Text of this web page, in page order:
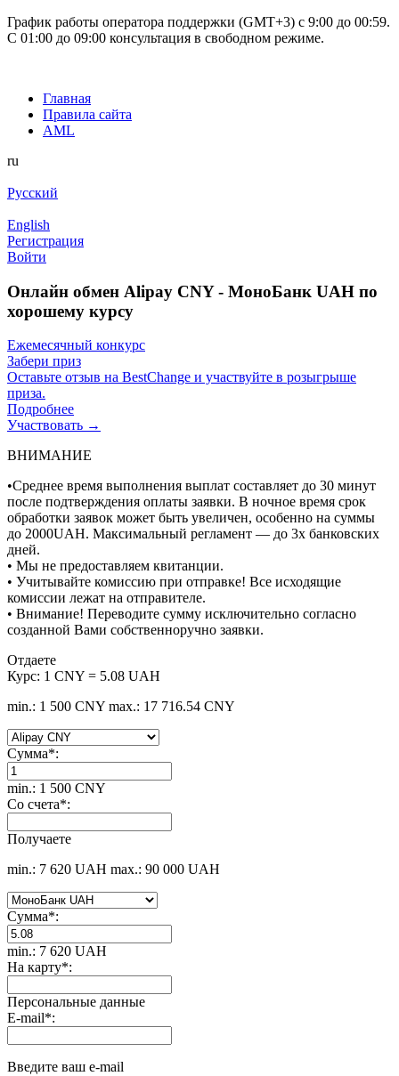
График работы оператора поддержки (GMT+3) c 9:00 до 00:59.
С 01:00 до 09:00 консультация в свободном режиме.
Главная
Правила сайта
AML
ru
Русский
English
Регистрация
Войти
Онлайн обмен Alipay CNY - МоноБанк UAH по
хорошему курсу
Ежемесячный конкурс
Забери приз
Оставьте отзыв на BestChange и участвуйте в розыгрыше
приза.
Подробнее
Участвовать →
ВНИМАНИЕ
•Среднее время выполнения выплат составляет до 30 минут
после подтверждения оплаты заявки. В ночное время срок
обработки заявок может быть увеличен, особенно на суммы
до 2000UAH. Максимальный регламент — до 3х банковских
дней.
• Мы не предоставляем квитанции.
• Учитывайте комиссию при отправке! Все исходящие
комиссии лежат на отправителе.
• Внимание! Переводите сумму исключительно согласно
созданной Вами собственноручно заявки.
Отдаете
Курс: 1 CNY = 5.08 UAH
min.: 1 500 CNY max.: 17 716.54 CNY
Сумма*:
min.: 1 500 CNY
Со счета*:
Получаете
min.: 7 620 UAH max.: 90 000 UAH
Сумма*:
min.: 7 620 UAH
На карту*:
Персональные данные
E-mail*:
Введите ваш e-mail